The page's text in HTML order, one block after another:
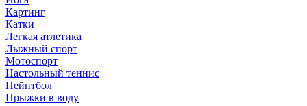
Картинг
Катки
Легкая атлетика
Лыжный спорт
Мотоспорт
Настольный теннис
Пейнтбол
Прыжки в воду